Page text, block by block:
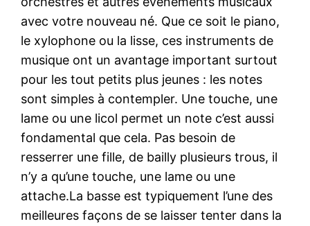
avec votre nouveau né. Que ce soit le piano,
le xylophone ou la lisse, ces instruments de
musique ont un avantage important surtout
pour les tout petits plus jeunes : les notes
sont simples à contempler. Une touche, une
lame ou une licol permet un note c’est aussi
fondamental que cela. Pas besoin de
resserrer une fille, de bailly plusieurs trous, il
n’y a qu’une touche, une lame ou une
attache.La basse est typiquement l’une des
meilleures façons de se laisser tenter dans la